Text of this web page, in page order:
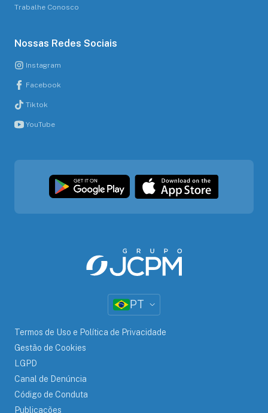
Trabalhe Conosco
Nossas Redes Sociais
Instagram
Facebook
Tiktok
YouTube
PT
Termos de Uso e Política de Privacidade
Gestão de Cookies
LGPD
Canal de Denúncia
Código de Conduta
Publicações